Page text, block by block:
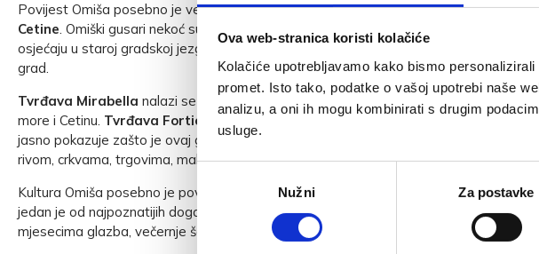
Ova web-stranica koristi kolačiće
Kolačiće upotrebljavamo kako bismo
promet. Isto tako, podatke o vašoj upotrebi naše
analizu, a oni ih mogu kombinirati s drugim
usluge.
pristanka
Nužni Za postavke
Povijest Omiša posebno je vezana uzgusare, srednji vijek i strateški položaj na
Cetine. Omiški gusari nekoć su kontrolirali ovaj dio obale, a tragovi te prošlosti i danas
osjećaju u staroj gradskoj jezgri, uskim ulicama, kamenim kućama i tvrđavama koje
grad.
Tvrđava Mirabella nalazi se iznad starog grada i nudi jedan od najljepših pogleda na
more i Cetinu. Tvrđava Fortica
zahtijeva malo više uspona, ali nagrađuje
jasno pokazuje zašto je ovaj grad bio toliko važan. Između njih nalazi se živi grad
rivom, crkvama, trgovima, malim restoranima i ljetnim događanjima.
Kultura Omiša posebno je povezana s
klapskom pjesmom
. Festival dalmatinskih
jedan je od najpoznatijih događaja u gradu i važan dio njegova identiteta. U ljetnim
mjesecima glazba, večernje šetnje i atmosfera starog grada daju Omišu poseban